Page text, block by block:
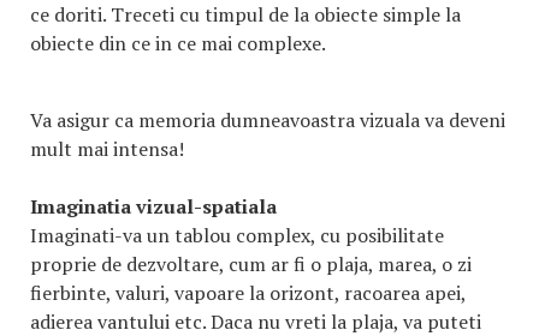
ce doriti. Treceti cu timpul de la obiecte simple la
obiecte din ce in ce mai complexe.
Va asigur ca memoria dumneavoastra vizuala va deveni
mult mai intensa!
Imaginatia vizual-spatiala
Imaginati-va un tablou complex, cu posibilitate
proprie de dezvoltare, cum ar fi o plaja, marea, o zi
fierbinte, valuri, vapoare la orizont, racoarea apei,
adierea vantului etc. Daca nu vreti la plaja, va puteti